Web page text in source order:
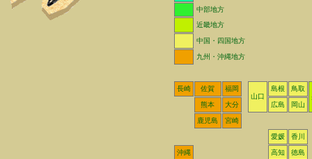
中部地方
近畿地方
中国・四国地方
九州・沖縄地方
長崎 佐賀
福岡
山口
島根
鳥取
熊本
大分 広島 岡山
鹿児島 宮崎
愛媛 香川
沖縄 高知 徳島